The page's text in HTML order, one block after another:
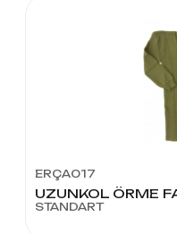
ERÇA017
UZUNKOL ÖRME
STANDART